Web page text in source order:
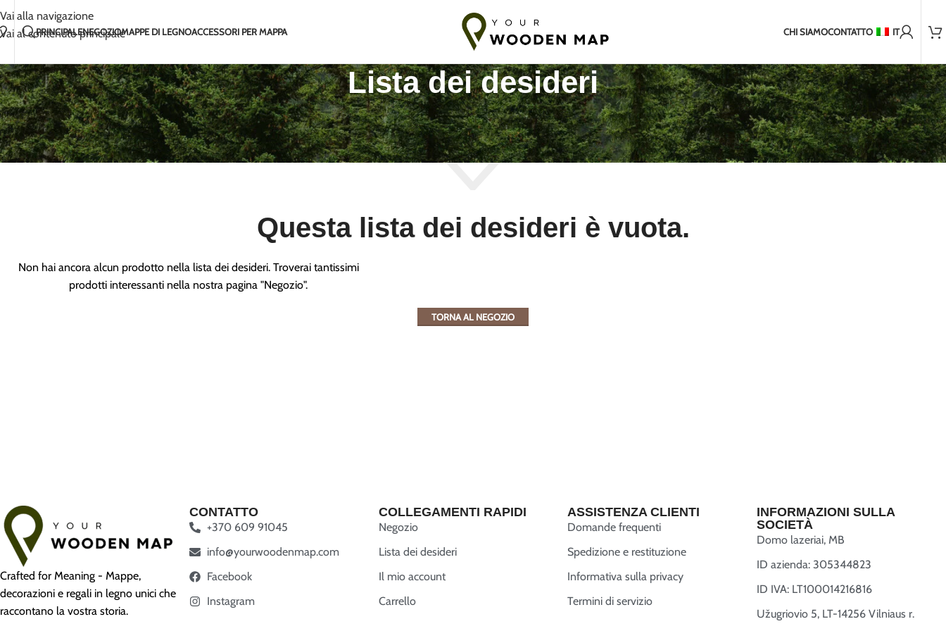
Vai alla navigazione
Vai al contenuto principale
Fatto a mano con amore in Lituania 7-14 giorni di spedizione verso l'UE
PRINCIPALENEGOZIOMAPPE DI LEGNOACCESSORI PER MAPPA CHI SIAMOCONTATTO IT
Lista dei desideri
Questa lista dei desideri è vuota.
Non hai ancora alcun prodotto nella lista dei desideri. Troverai tantissimi
prodotti interessanti nella nostra pagina "Negozio".
TORNA AL NEGOZIO
Crafted for Meaning - Mappe,
decorazioni e regali in legno unici che
raccontano la vostra storia.
CONTATTO
+370 609 91045
info@yourwoodenmap.com
Facebook
Instagram
COLLEGAMENTI RAPIDI
Negozio
Lista dei desideri
Il mio account
Carrello
ASSISTENZA CLIENTI
Domande frequenti
Spedizione e restituzione
Informativa sulla privacy
Termini di servizio
INFORMAZIONI SULLA
SOCIETÀ
Domo lazeriai, MB
ID azienda: 305344823
ID IVA: LT100014216816
Užugriovio 5, LT-14256 Vilniaus r.